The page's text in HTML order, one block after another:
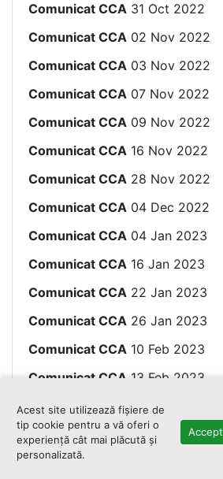
Comunicat CCA 31 Oct 2022
Comunicat CCA 02 Nov 2022
Comunicat CCA 03 Nov 2022
Comunicat CCA 07 Nov 2022
Comunicat CCA 09 Nov 2022
Comunicat CCA 16 Nov 2022
Comunicat CCA 28 Nov 2022
Comunicat CCA 04 Dec 2022
Comunicat CCA 04 Jan 2023
Comunicat CCA 16 Jan 2023
Comunicat CCA 22 Jan 2023
Comunicat CCA 26 Jan 2023
Comunicat CCA 10 Feb 2023
Comunicat CCA 13 Feb 2023
Comunicat CCA14 Feb 2023
Comunicat CCA15 Feb 2023
Comunicat CCA
Acest site utilizează fișiere de
tip cookie pentru a vă oferi o
experiență cât mai plăcută și
personalizată.
Accept